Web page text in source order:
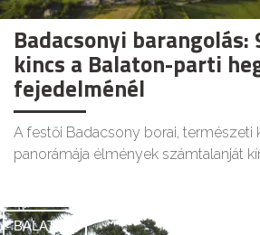
Badacsonyi
kincs a Balaton-parti
fejedelménél
A festői Badacsony borai, természeti
panorámája élmények számtalanját
BALATON